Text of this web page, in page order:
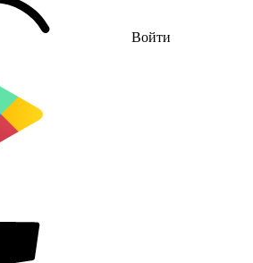
Войти